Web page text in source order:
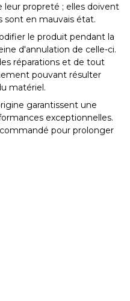
propreté ; elles doivent
sont en mauvais état.
le produit pendant la
d'annulation de celle-ci.
réparations et de tout
pouvant résulter
matériel.
garantissent une
exceptionnelles.
pour prolonger